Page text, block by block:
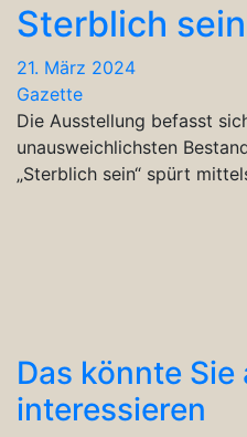
Sterblich sein
21. März 2024
Gazette
Die Ausstellung befasst
unausweichlichsten
„Sterblich sein“ spürt
Das könnte Sie
interessieren